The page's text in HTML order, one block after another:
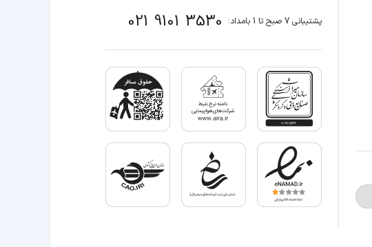
پشتیبانی 7 صبح تا 1 بامداد: 021 9101 3530